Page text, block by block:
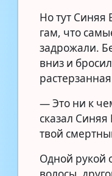
Но тут Синяя
гам, что
задрожали.
вниз и
— Это ни к
сказал
твой
Одной рукой